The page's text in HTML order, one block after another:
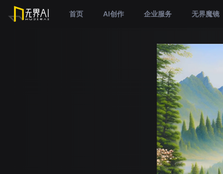
首页 AI创作 企业服务 无界魔镜